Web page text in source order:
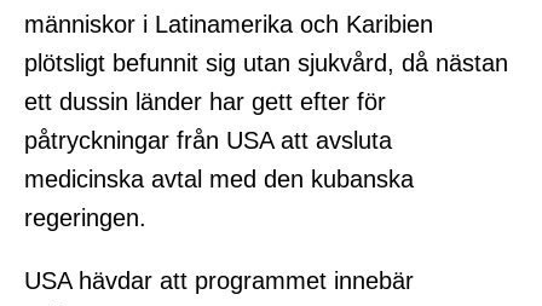
människor i Latinamerika och Karibien
plötsligt befunnit sig utan sjukvård, då nästan
ett dussin länder har gett efter för
påtryckningar från USA att avsluta
medicinska avtal med den kubanska
regeringen.
USA hävdar att programmet innebär